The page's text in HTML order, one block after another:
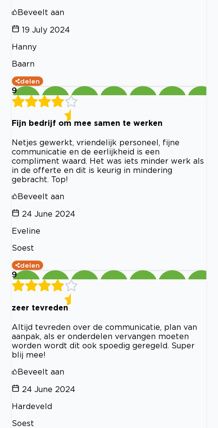
Beveelt aan
19 July 2024
Hanny
Baarn
delen
9
Fijn bedrijf om mee samen te werken
Netjes gewerkt, vriendelijk personeel, fijne
communicatie en de eerlijkheid is een
compliment waard. Het was iets minder werk als
in de offerte en dit is keurig in mindering
gebracht. Top!
Beveelt aan
24 June 2024
Eveline
Soest
delen
9
zeer tevreden
Altijd tevreden over de communicatie, plan van
aanpak, als er onderdelen vervangen moeten
worden wordt dit ook spoedig geregeld. Super
blij mee!
Beveelt aan
24 June 2024
Hardeveld
Soest